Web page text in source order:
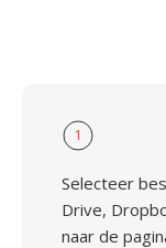
1
Selecteer
Drive,
naar de